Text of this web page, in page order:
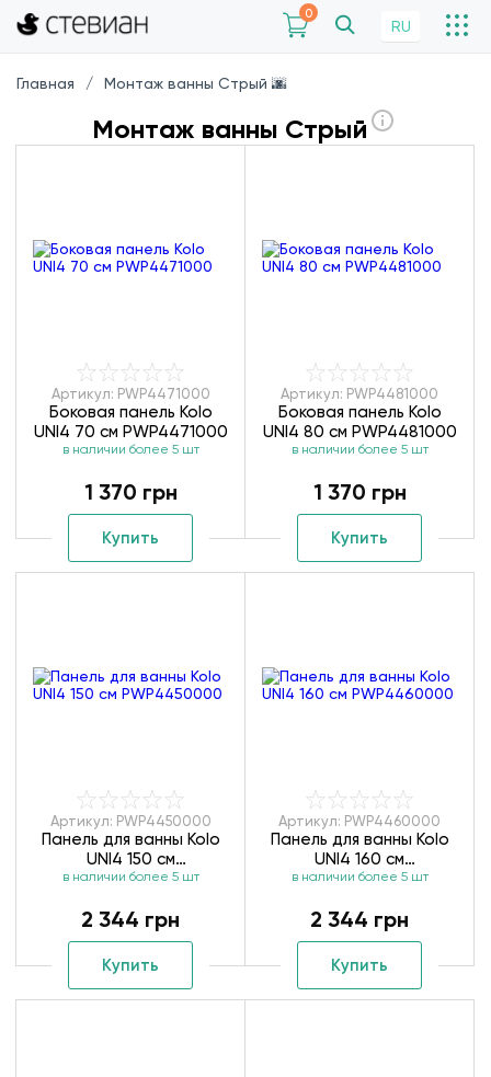
0
RU
Главная Монтаж ванны Стрый 🌆
Монтаж ванны Стрый
Артикул: PWP4471000
Боковая панель Kolo
UNI4 70 см PWP4471000
в наличии более 5 шт
1 370 грн
Купить
Артикул: PWP4481000
Боковая панель Kolo
UNI4 80 см PWP4481000
в наличии более 5 шт
1 370 грн
Купить
Артикул: PWP4450000
Панель для ванны Kolo
UNI4 150 см
PWP4450000
в наличии более 5 шт
2 344 грн
Купить
Артикул: PWP4460000
Панель для ванны Kolo
UNI4 160 см
PWP4460000
в наличии более 5 шт
2 344 грн
Купить